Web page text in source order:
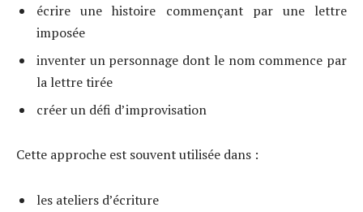
écrire une histoire commençant par une lettre
imposée
inventer un personnage dont le nom commence par
la lettre tirée
créer un défi d’improvisation
Cette approche est souvent utilisée dans :
les ateliers d’écriture